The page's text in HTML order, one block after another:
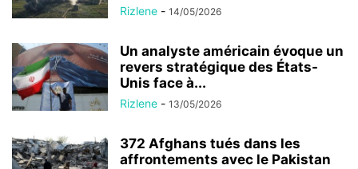
Rizlene - 14/05/2026
Un analyste américain évoque un
revers stratégique des États-
Unis face à...
Rizlene - 13/05/2026
372 Afghans tués dans les
affrontements avec le Pakistan